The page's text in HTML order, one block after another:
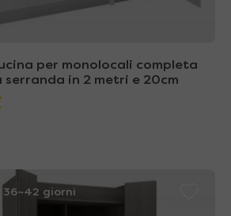
per monolocali completa
serranda in 2 metri e 20cm
36~42 giorni